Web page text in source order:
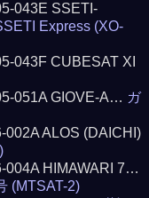
043E SSETI-
Express (XO-
043F CUBESAT XI
051A GIOVE-A… ガ
002A ALOS (DAICHI)
004A HIMAWARI 7…
(MTSAT-2)